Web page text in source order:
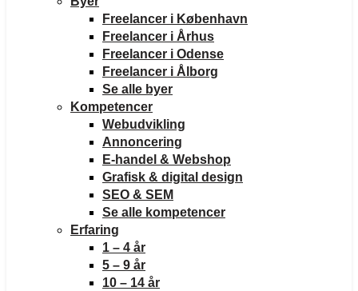
Freelancer i København
Freelancer i Århus
Freelancer i Odense
Freelancer i Ålborg
Se alle byer
Kompetencer
Webudvikling
Annoncering
E-handel & Webshop
Grafisk & digital design
SEO & SEM
Se alle kompetencer
Erfaring
1 – 4 år
5 – 9 år
10 – 14 år